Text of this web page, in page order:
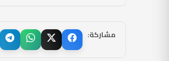
مشاركة: